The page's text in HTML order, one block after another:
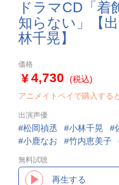
ドラマCD「着
知らない」【
林千晃】
価格
4,730 (税込)
アニメイトペイで購入する
出演声優
松岡禎丞 小林千晃
小鹿なお
竹内恵美子
無料試聴
再生する